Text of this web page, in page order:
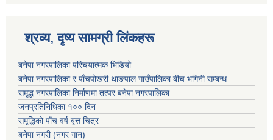
श्रव्य, दृष्य सामग्री लिंकहरू
बनेपा नगरपालिका परिचयात्मक भिडियो
बनेपा नगरपालिका र पाँचपोखरी थाङपाल गाउँपालिका बीच भगिनी सम्बन्ध
समृद्ध नगरपालिका निर्माणमा तत्पर बनेपा नगरपालिका
जनप्रतिनिधिका १०० दिन
समृद्धिको पाँच वर्ष बृत्त चित्र
बनेपा नगरी (नगर गान)